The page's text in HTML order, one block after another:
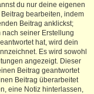
du nur deine eigenen
bearbeiten, indem
Beitrag anklickst;
seiner Erstellung
hat, wird dein
Es wird sowohl
angezeigt. Dieser
Beitrag geantwortet
Beitrag überarbeitet
eine Notiz hinterlassen,